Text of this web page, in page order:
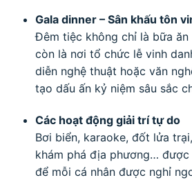
Gala dinner – Sân khấu tôn
Đêm tiệc không chỉ là bữa ăn
còn là nơi tổ chức lễ vinh
diễn nghệ thuật hoặc văn
tạo dấu ấn kỷ niệm sâu sắc
Các hoạt động giải trí tự do
Bơi biển, karaoke, đốt lửa
khám phá địa phương…
để mỗi cá nhân được nghỉ